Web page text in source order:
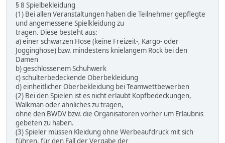
§ 8 Spielbekleidung
(1) Bei allen Veranstaltungen haben die Teilnehmer gepflegte
und angemessene Spielkleidung zu
tragen. Diese besteht aus:
a) einer schwarzen Hose (keine Freizeit-, Kargo- oder
Jogginghose) bzw. mindestens knielangem Rock bei den
Damen
b) geschlossenem Schuhwerk
c) schulterbedeckende Oberbekleidung
d) einheitlicher Oberbekleidung bei Teamwettbewerben
(2) Bei den Spielen ist es nicht erlaubt Kopfbedeckungen,
Walkman oder ähnliches zu tragen,
ohne den BWDV bzw. die Organisatoren vorher um Erlaubnis
gebeten zu haben.
(3) Spieler müssen Kleidung ohne Werbeaufdruck mit sich